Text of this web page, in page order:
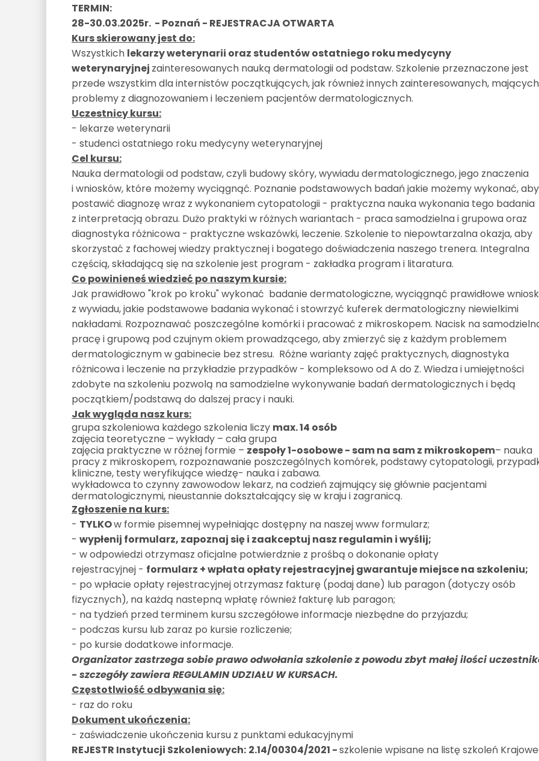
TERMIN:
28-30.03.2025r. - Poznań - REJESTRACJA OTWARTA
Kurs skierowany jest do:
Wszystkich lekarzy weterynarii oraz studentów ostatniego roku medycyny
weterynaryjnej zainteresowanych nauką dermatologii od podstaw. Szkolenie przeznaczone jest
przede wszystkim dla internistów początkujących, jak również innych zainteresowanych, mających
problemy z diagnozowaniem i leczeniem pacjentów dermatologicznych.
Uczestnicy kursu:
- lekarze weterynarii
- studenci ostatniego roku medycyny weterynaryjnej
Cel kursu:
Nauka dermatologii od podstaw, czyli budowy skóry, wywiadu dermatologicznego, jego znaczenia
i wniosków, które możemy wyciągnąć. Poznanie podstawowych badań jakie możemy wykonać, aby
postawić diagnozę wraz z wykonaniem cytopatologii - praktyczna nauka wykonania tego badania
z interpretacją obrazu. Dużo praktyki w różnych wariantach - praca samodzielna i grupowa oraz
diagnostyka różnicowa - praktyczne wskazówki, leczenie. Szkolenie to niepowtarzalna okazja, aby
skorzystać z fachowej wiedzy praktycznej i bogatego doświadczenia naszego trenera. Integralna
częścią, składającą się na szkolenie jest program - zakładka program i litaratura.
Co powinieneś wiedzieć po naszym kursie:
Jak prawidłowo "krok po kroku" wykonać badanie dermatologiczne, wyciągnąć prawidłowe
z wywiadu, jakie podstawowe badania wykonać i stowrzyć kuferek dermatologiczny niewielkimi
nakładami. Rozpoznawać poszczególne komórki i pracować z mikroskopem. Nacisk na
pracę i grupową pod czujnym okiem prowadzącego, aby zmierzyć się z każdym problemem
dermatologicznym w gabinecie bez stresu. Różne warianty zajęć praktycznych, diagnostyka
różnicowa i leczenie na przykładzie przypadków - kompleksowo od A do Z. Wiedza i umiejętności
zdobyte na szkoleniu pozwolą na samodzielne wykonywanie badań dermatologicznych i będą
początkiem/podstawą do dalszej pracy i nauki.
Jak wygląda nasz kurs:
grupa szkoleniowa każdego szkolenia liczy max. 14 osób
zajęcia teoretyczne – wykłady – cała grupa
zajęcia praktyczne w różnej formie – zespoły 1-osobowe - sam na sam z mikroskopem– nauka
pracy z mikroskopem, rozpoznawanie poszczególnych komórek, podstawy cytopatologii,
kliniczne, testy weryfikujące wiedzę- nauka i zabawa.
wykładowca to czynny zawowodow lekarz, na codzień zajmujący się głównie pacjentami
dermatologicznymi, nieustannie dokształcający się w kraju i zagranicą.
Zgłoszenie na kurs:
- TYLKOw formie pisemnej wypełniając dostępny na naszej www formularz;
-wypłenij formularz, zapoznaj się i zaakceptuj nasz regulamin i wyślij;
- w odpowiedzi otrzymasz oficjalne potwierdznie z prośbą o dokonanie opłaty
rejestracyjnej - formularz + wpłata opłaty rejestracyjnej gwarantuje miejsce na szkoleniu;
- po wpłacie opłaty rejestracyjnej otrzymasz fakturę (podaj dane) lub paragon (dotyczy osób
fizycznych), na każdą nastepną wpłatę również fakturę lub paragon;
- na tydzień przed terminem kursu szczegółowe informacje niezbędne do przyjazdu;
- podczas kursu lub zaraz po kursie rozliczenie;
- po kursie dodatkowe informacje.
Organizator zastrzega sobie prawo odwołania szkolenie z powodu zbyt małej ilości
- szczegóły zawiera REGULAMIN UDZIAŁU W KURSACH.
Częstotlwiość odbywania się:
- raz do roku
Dokument ukończenia:
- zaświadczenie ukończenia kursu z punktami edukacyjnymi
REJESTR Instytucji Szkoleniowych: 2.14/00304/2021 -szkolenie wpisane na listę szkoleń